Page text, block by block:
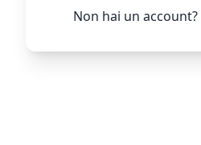
Non hai un account?